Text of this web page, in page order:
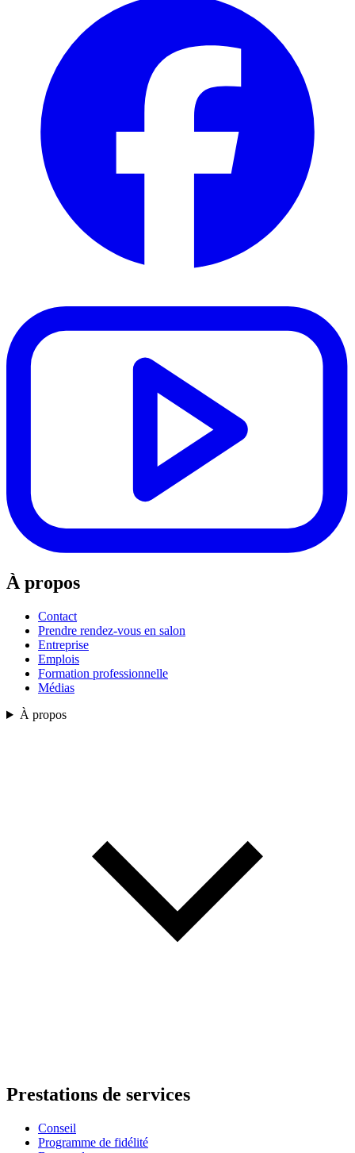
À propos
Contact
Prendre rendez-vous en salon
Entreprise
Emplois
Formation professionnelle
Médias
À propos
Prestations de services
Conseil
Programme de fidélité